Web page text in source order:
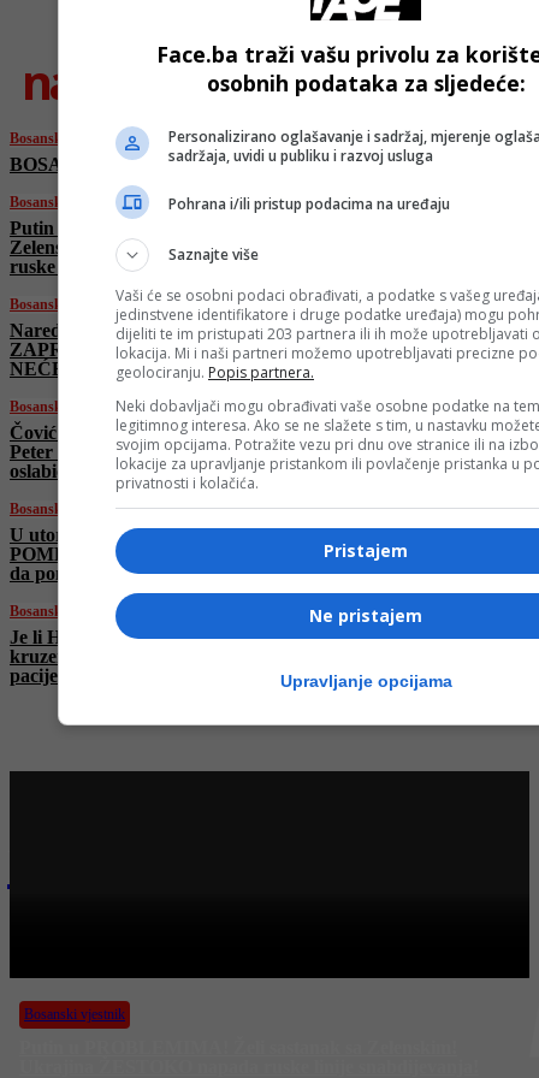
najnovije
Bosanski vjestnik
BOSANSKI VJESTNIK – 10. 5. 2026.
Bosanski vjestnik
Putin u PROBLEMIMA! Želi sastanak sa
Zelenskim! Ukrajina ŽESTOKO napada
ruske linije snabdijevanja!
Bosanski vjestnik
Naredni sati ODLUČUJUĆI! Iran ponovo
ZAPRIJETIO Trumpu: „Nikada se
NEĆEMO pokoriti neprijatelju!“
Bosanski vjestnik
Čović dobio OŠTRU poruku iz Njemačke!
Peter Beyer: „Ništa od trećeg entiteta! On bi
oslabio BiH!“
Bosanski vjestnik
U utorak dan D! Schmidt izazvao
POMETNJU u Rusiji! Dodik traži od Putina
da poništi Schmidtove odluke
Bosanski vjestnik
Je li Hantavirus novi COVID – 19? Zaraženi s
kruzera stigli u Španiju! Identifikovan nulti
pacijent!
Bosanski vjestnik
Face.ba traži vašu privolu za
osobnih podataka za sljedeće:
Personalizirano oglašavanje i sadržaj, mjerenje
sadržaja, uvidi u publiku i razvoj usluga
Pohrana i/ili pristup podacima na uređaju
Saznajte više
Vaši će se osobni podaci obrađivati, a podatke s vašeg
jedinstvene identifikatore i druge podatke uređaja) mogu
dijeliti te im pristupati 203 partnera ili ih može upotrebljavati
lokacija. Mi i naši partneri možemo upotrebljavati precizne
geolociranju. Popis partnera.
Neki dobavljači mogu obrađivati vaše osobne podatke na
legitimnog interesa. Ako se ne slažete s tim, u nastavku
svojim opcijama. Potražite vezu pri dnu ove stranice ili na
lokacije za upravljanje pristankom ili povlačenje pristanka u
privatnosti i kolačića.
Pristajem
Ne pristajem
Upravljanje opcijama